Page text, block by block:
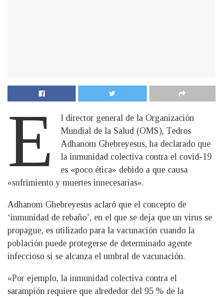
E
l director general de la Organización
Mundial de la Salud (OMS), Tedros
Adhanom Ghebreyesus, ha declarado que
la inmunidad colectiva contra el covid-19
es «poco ética» debido a que causa
«sufrimiento y muertes innecesarias».
Adhanom Ghebreyesus aclaró que el concepto de
‘inmunidad de rebaño’, en el que se deja que un virus se
propague, es utilizado para la vacunación cuando la
población puede protegerse de determinado agente
infeccioso si se alcanza el umbral de vacunación.
«Por ejemplo, la inmunidad colectiva contra el
sarampión requiere que alrededor del 95 % de la